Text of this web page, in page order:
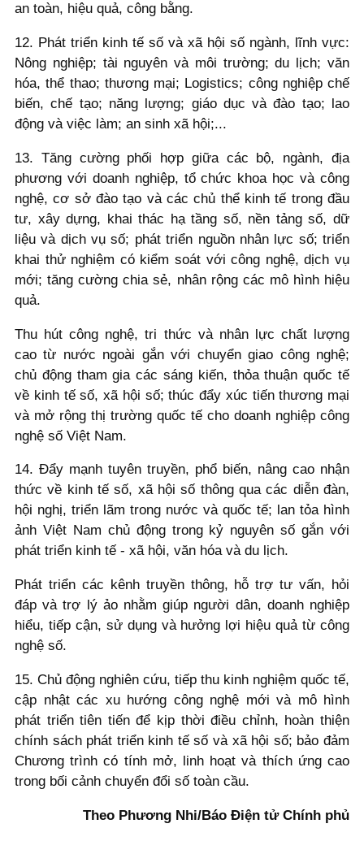
an toàn, hiệu quả, công bằng.
12. Phát triển kinh tế số và xã hội số ngành, lĩnh vực:
Nông nghiệp; tài nguyên và môi trường; du lịch; văn
hóa, thể thao; thương mại; Logistics; công nghiệp chế
biến, chế tạo; năng lượng; giáo dục và đào tạo; lao
động và việc làm; an sinh xã hội;...
13. Tăng cường phối hợp giữa các bộ, ngành, địa
phương với doanh nghiệp, tổ chức khoa học và công
nghệ, cơ sở đào tạo và các chủ thể kinh tế trong đầu
tư, xây dựng, khai thác hạ tầng số, nền tảng số, dữ
liệu và dịch vụ số; phát triển nguồn nhân lực số; triển
khai thử nghiệm có kiểm soát với công nghệ, dịch vụ
mới; tăng cường chia sẻ, nhân rộng các mô hình hiệu
quả.
Thu hút công nghệ, tri thức và nhân lực chất lượng
cao từ nước ngoài gắn với chuyển giao công nghệ;
chủ động tham gia các sáng kiến, thỏa thuận quốc tế
về kinh tế số, xã hội số; thúc đẩy xúc tiến thương mại
và mở rộng thị trường quốc tế cho doanh nghiệp công
nghệ số Việt Nam.
14. Đẩy mạnh tuyên truyền, phổ biến, nâng cao nhận
thức về kinh tế số, xã hội số thông qua các diễn đàn,
hội nghị, triển lãm trong nước và quốc tế; lan tỏa hình
ảnh Việt Nam chủ động trong kỷ nguyên số gắn với
phát triển kinh tế - xã hội, văn hóa và du lịch.
Phát triển các kênh truyền thông, hỗ trợ tư vấn, hỏi
đáp và trợ lý ảo nhằm giúp người dân, doanh nghiệp
hiểu, tiếp cận, sử dụng và hưởng lợi hiệu quả từ công
nghệ số.
15. Chủ động nghiên cứu, tiếp thu kinh nghiệm quốc tế,
cập nhật các xu hướng công nghệ mới và mô hình
phát triển tiên tiến để kịp thời điều chỉnh, hoàn thiện
chính sách phát triển kinh tế số và xã hội số; bảo đảm
Chương trình có tính mở, linh hoạt và thích ứng cao
trong bối cảnh chuyển đổi số toàn cầu.
Theo Phương Nhi/Báo Điện tử Chính phủ